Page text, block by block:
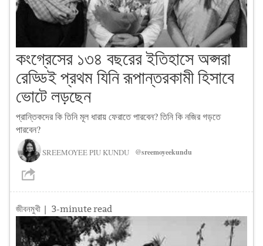
কংগ্রেসের ১৩৪ বছরের ইতিহাসে অপ্সরা
রেড্ডিই প্রথম যিনি রূপান্তরকামী হিসাবে
ভোটে লড়ছেন
প্রান্তিকদের কি তিনি মূল ধারায় ফেরাতে পারবেন? তিনি কি নজির গড়তে
পারবেন?
SREEMOYEE PIU KUNDU @sreemoyeekundu
জীবনমুখী | 3-minute read